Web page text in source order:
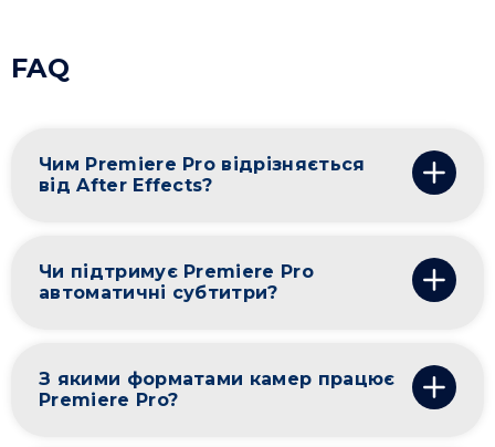
FAQ
Чим Premiere Pro відрізняється
від After Effects?
Чи підтримує Premiere Pro
автоматичні субтитри?
З якими форматами камер працює
Premiere Pro?